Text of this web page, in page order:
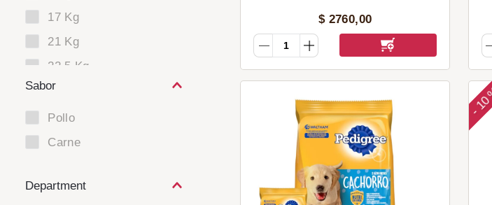
Department
17 Kg
21 Kg
22,5 Kg
24 Kg
1 Un.
12 Un.
Sabor
Pollo
Carne
$ 2760,00
-